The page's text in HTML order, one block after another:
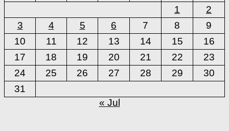
1
2
3
4 5 6 7 8
9
10
11 12 13 14 15
16
17
18 19 20 21 22
23
24
25 26 27 28 29
30
31
« Jul